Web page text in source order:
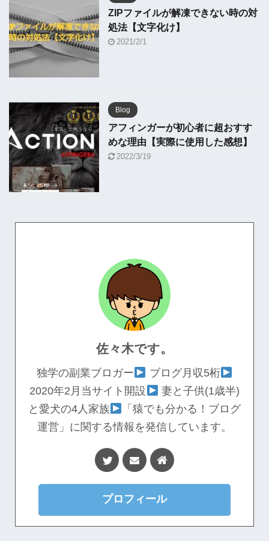
ZIPファイルが解凍できない時の対
処法【文字化け】
2021/2/1
Blog
アフィンガーが初心者に超おすす
めな理由【実際に使用した感想】
2022/3/19
佐々木です。
独学の副業ブロガー
ブログ月収5桁
2020年2月当サイト開設
妻と子供(1歳半)
と愛犬の4人家族
「猿でも分かる！ブログ
運営」に関する情報を発信しています。
プロフィール